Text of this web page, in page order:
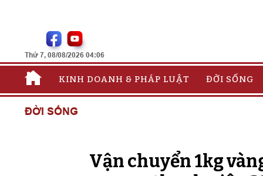
Thứ 7, 08/08/2026 04:06
KINH DOANH & PHÁP LUẬT ĐỜI SỐNG
ĐỜI SỐNG
Vận chuyển 1kg